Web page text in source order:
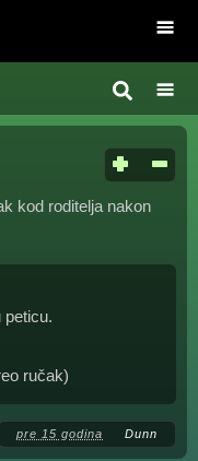
kod roditelja nakon
peticu.
ručak)
pre 15 godina Dunn